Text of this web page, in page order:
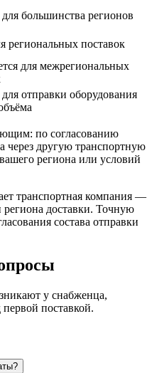
большинства регионов
региональных поставок
для межрегиональных
отправки оборудования
по согласованию
через другую транспортную
региона или условий
транспортная компания —
региона доставки. Точную
состава отправки
у снабженца,
поставкой.